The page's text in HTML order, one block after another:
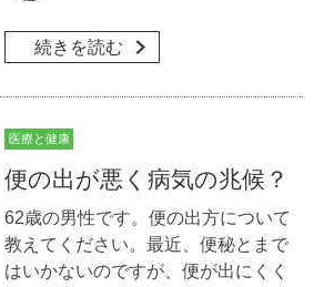
続きを読む
医療と健康
便の出が悪く病気の兆候？
62歳の男性です。便の出方について
教えてください。最近、便秘とまで
はいかないのですが、便が出にくく